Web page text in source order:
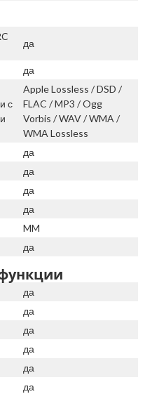
да
да
с
Apple Lossless / DSD /
FLAC / MP3 / Ogg
Vorbis / WAV / WMA /
WMA Lossless
да
да
да
да
MM
да
да
да
да
да
да
да